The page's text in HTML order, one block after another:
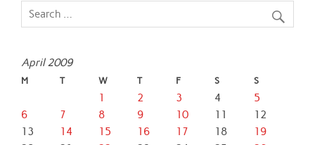
o
April 2009
M T W T F S S
1 2 3 4
5
6
7 8 9 10 11
12
13
14 15 16 17 18
19